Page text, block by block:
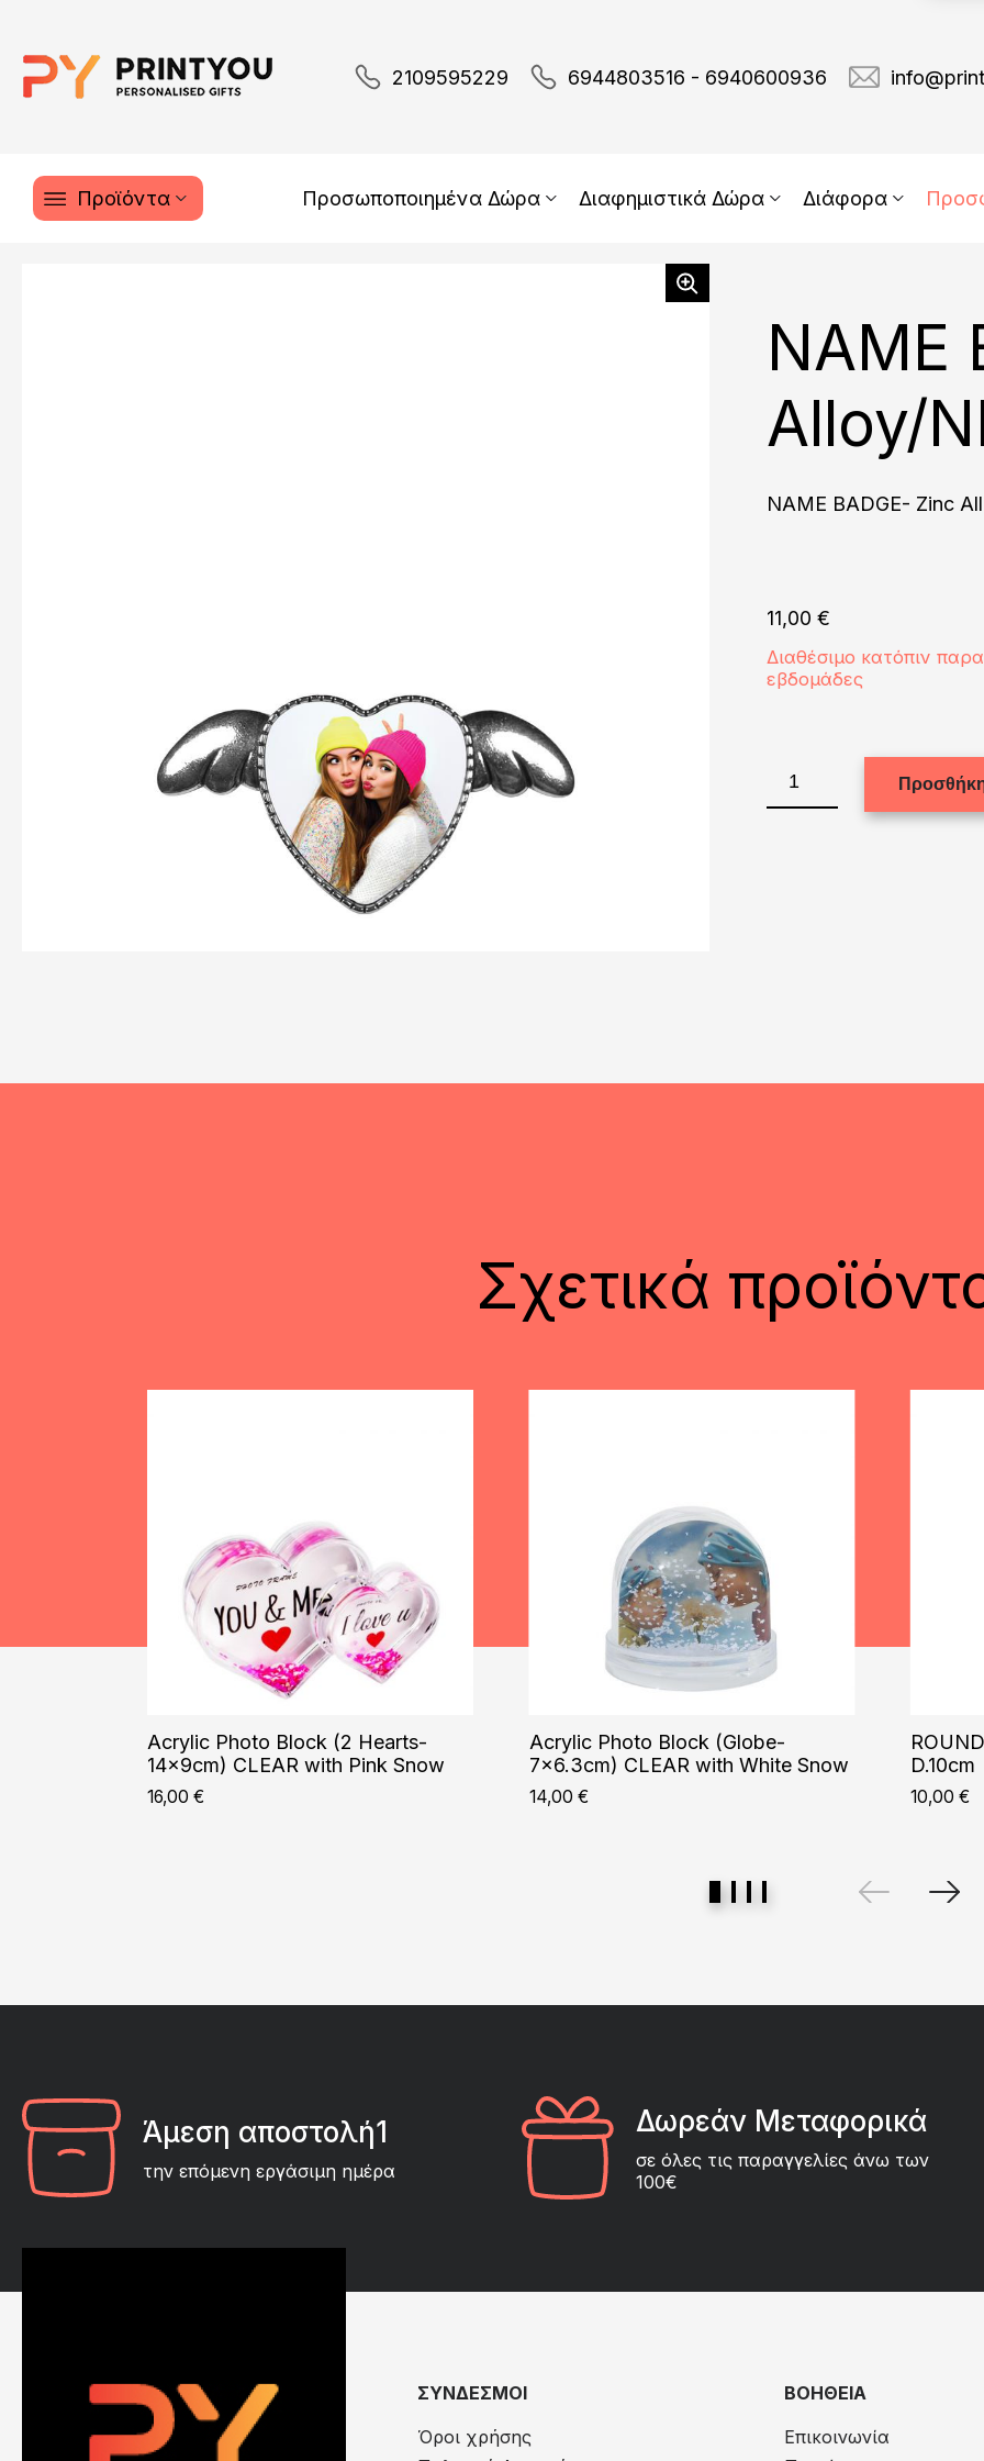
2109595229 6944803516 - 6940600936
Προϊόντα Προσωποποιημένα Δώρα Διαφημιστικά Δώρα Διάφορα
NAME
Alloy/
NAME BADGE- Zinc
11,00€
Διαθέσιμο κατόπιν
εβδομάδες
BADGE-
Zinc
Σχετικά
Acrylic Photo Block (2 Hearts-
14x9cm) CLEAR with Pink Snow
16,00€
Acrylic Photo Block (Globe-
7×6.3cm) CLEAR with White Snow
14,00 €
D.10cm
10,00€
Άμεση αποστολή1
την επόμενη εργάσιμη ημέρα
Δωρεάν Μεταφορικά
σε όλες τις παραγγελίες άνω των
100€
ΣΥΝΔΕΣΜΟΙ
Όροι χρήσης
ΒΟΗΘΕΙΑ
Επικοινωνία